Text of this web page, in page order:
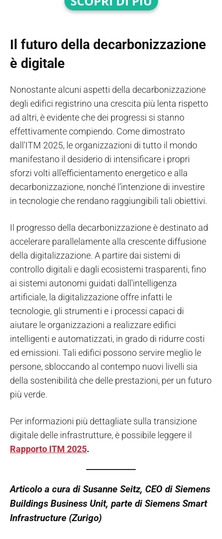
Il futuro della decarbonizzazione
è digitale
Nonostante alcuni aspetti della decarbonizzazione
degli edifici registrino una crescita più lenta rispetto
ad altri, è evidente che dei progressi si stanno
effettivamente compiendo. Come dimostrato
dall'ITM 2025, le organizzazioni di tutto il mondo
manifestano il desiderio di intensificare i propri
sforzi volti all'efficientamento energetico e alla
decarbonizzazione, nonché l’intenzione di investire
in tecnologie che rendano raggiungibili tali obiettivi.
Il progresso della decarbonizzazione è destinato ad
accelerare parallelamente alla crescente diffusione
della digitalizzazione. A partire dai sistemi di
controllo digitali e dagli ecosistemi trasparenti, fino
ai sistemi autonomi guidati dall'intelligenza
artificiale, la digitalizzazione offre infatti le
tecnologie, gli strumenti e i processi capaci di
aiutare le organizzazioni a realizzare edifici
intelligenti e automatizzati, in grado di ridurre costi
ed emissioni. Tali edifici possono servire meglio le
persone, sbloccando al contempo nuovi livelli sia
della sostenibilità che delle prestazioni, per un futuro
più verde.
Per informazioni più dettagliate sulla transizione
digitale delle infrastrutture, è possibile leggere il
Rapporto ITM 2025.
Articolo a cura di Susanne Seitz, CEO di Siemens
Buildings Business Unit, parte di Siemens Smart
Infrastructure (Zurigo)